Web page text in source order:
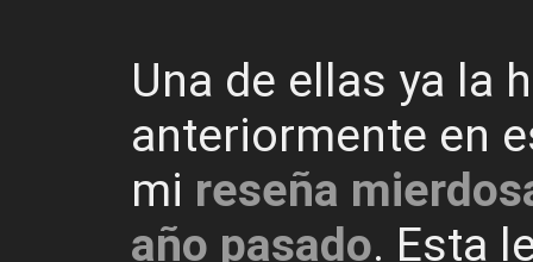
Una de ellas ya la
anteriormente en
mi reseña
año pasado. Esta